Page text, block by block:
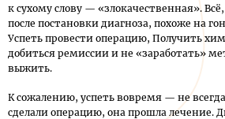
к сухому слову — «злокачественная».
после постановки диагноза, похоже на
Успеть провести операцию, Получить
добиться ремиссии и не «заработать»
выжить.
К сожалению, успеть вовремя — не
сделали операцию, она прошла лечение.